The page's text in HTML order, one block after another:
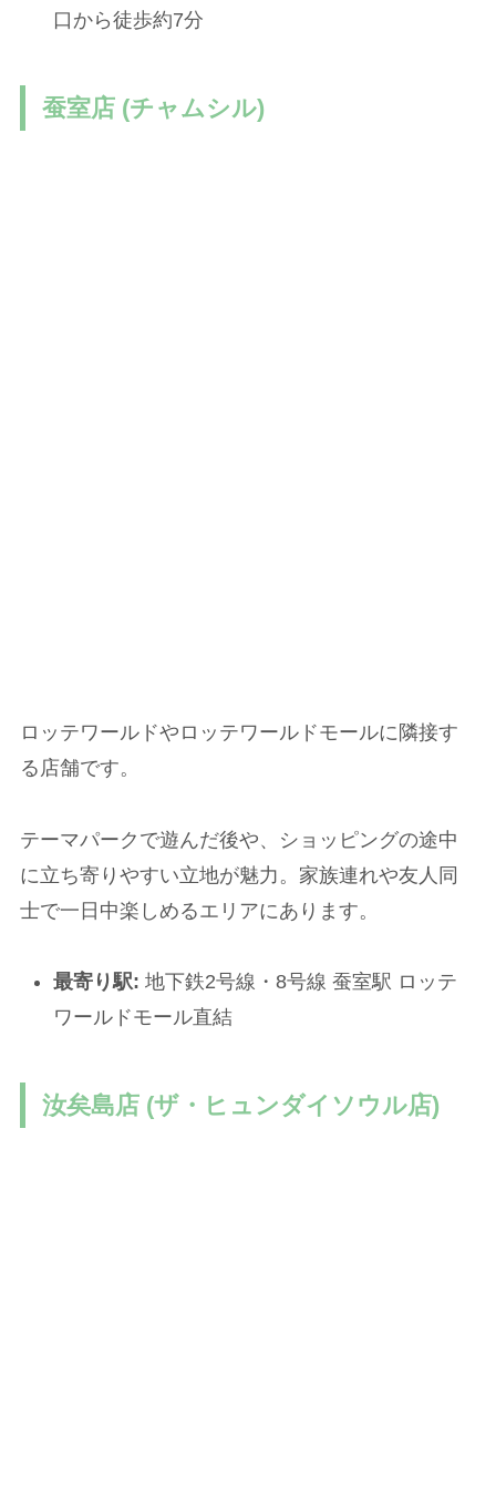
口から徒歩約7分
蚕室店 (チャムシル)
ロッテワールドやロッテワールドモールに隣接す
る店舗です。
テーマパークで遊んだ後や、ショッピングの途中
に立ち寄りやすい立地が魅力。家族連れや友人同
士で一日中楽しめるエリアにあります。
最寄り駅: 地下鉄2号線・8号線 蚕室駅 ロッテ
ワールドモール直結
汝矣島店 (ザ・ヒュンダイソウル店)